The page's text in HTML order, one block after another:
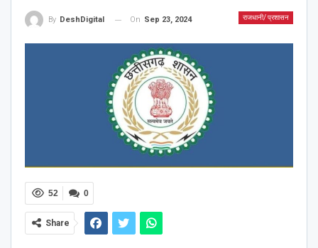
राजधानी/ प्रशासन
By DeshDigital On Sep 23, 2024
0
52
Share